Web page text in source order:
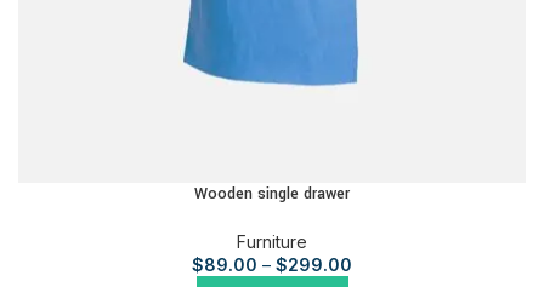
Wooden single drawer
Furniture
$89.00 – $299.00